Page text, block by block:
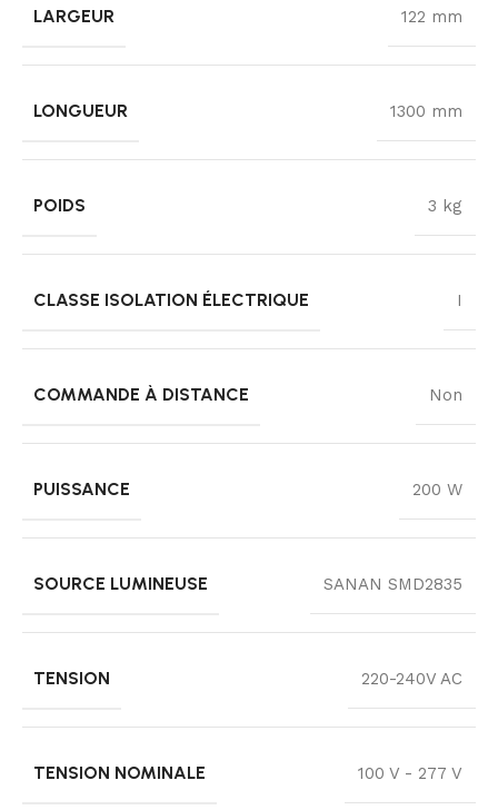
LARGEUR 122 mm
LONGUEUR 1300 mm
POIDS 3 kg
CLASSE ISOLATION ÉLECTRIQUE I
COMMANDE À DISTANCE Non
PUISSANCE 200 W
SOURCE LUMINEUSE SANAN SMD2835
TENSION 220-240V AC
TENSION NOMINALE 100 V - 277 V